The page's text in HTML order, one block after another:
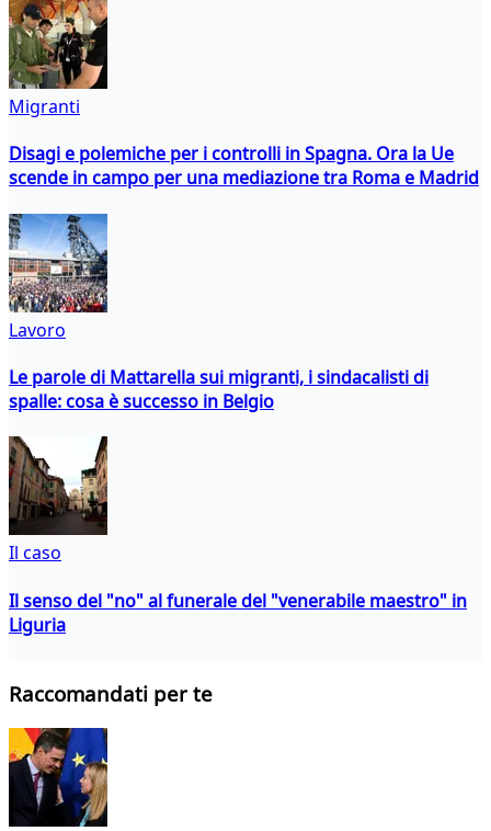
Migranti
Disagi e polemiche per i controlli in Spagna. Ora la Ue
scende in campo per una mediazione tra Roma e Madrid
Lavoro
Le parole di Mattarella sui migranti, i sindacalisti di
spalle: cosa è successo in Belgio
Il caso
Il senso del "no" al funerale del "venerabile maestro" in
Liguria
Raccomandati per te